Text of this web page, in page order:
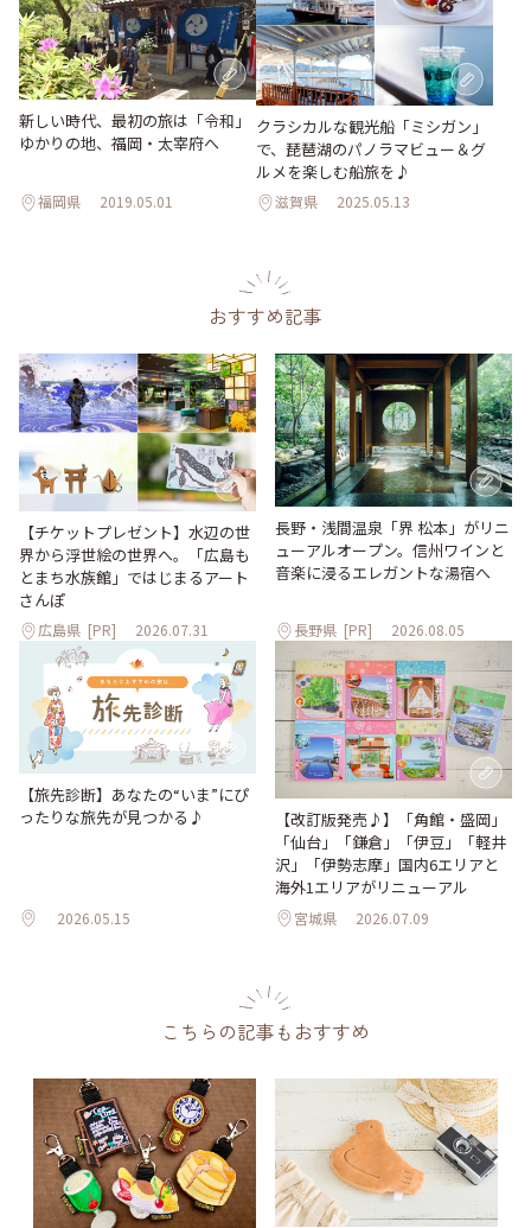
新しい時代、最初の旅は「令和」
ゆかりの地、福岡・太宰府へ
福岡県 2019.05.01
クラシカルな観光船「ミシガン」
で、琵琶湖のパノラマビュー＆グ
ルメを楽しむ船旅を♪
滋賀県 2025.05.13
おすすめ記事
【チケットプレゼント】水辺の世
界から浮世絵の世界へ。「広島も
とまち水族館」ではじまるアート
さんぽ
広島県 [PR] 2026.07.31
長野・浅間温泉「界 松本」がリニ
ューアルオープン。信州ワインと
音楽に浸るエレガントな湯宿へ
長野県 [PR] 2026.08.05
【旅先診断】あなたの“いま”にぴ
ったりな旅先が見つかる♪
2026.05.15
【改訂版発売♪】「角館・盛岡」
「仙台」「鎌倉」「伊豆」「軽井
沢」「伊勢志摩」国内6エリアと
海外1エリアがリニューアル
宮城県 2026.07.09
こちらの記事もおすすめ